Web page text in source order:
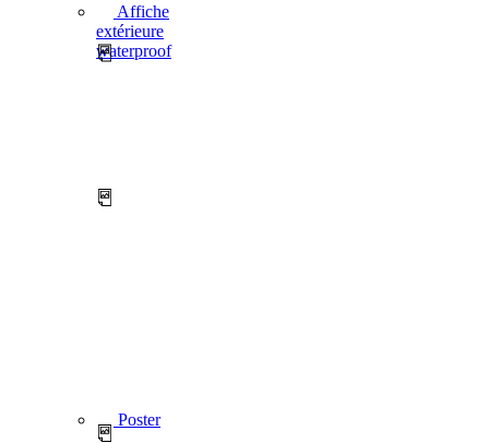
Affiche
extérieure
waterproof
Poster